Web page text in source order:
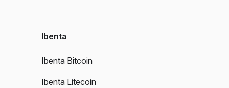
Ibenta
Ibenta Bitcoin
Ibenta Litecoin